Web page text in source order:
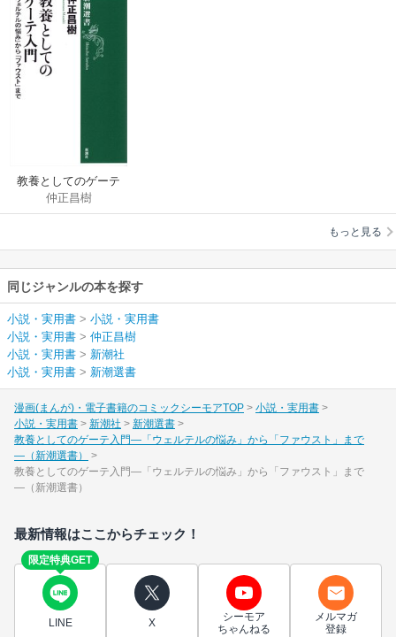
教養としてのゲーテ
入門―「ウェルテル
の悩み」から「ファ
潮選書）
仲正昌樹
もっと見る
同じジャンルの本を探す
小説・実用書 > 小説・実用書
小説・実用書 > 仲正昌樹
小説・実用書 > 新潮社
小説・実用書 > 新潮選書
漫画(まんが)・電子書籍のコミックシーモアTOP
小説・実用書
小説・実用書
新潮社
新潮選書
教養としてのゲーテ入門―「ウェルテルの悩み」から「ファウスト」まで
―（新潮選書）
教養としてのゲーテ入門―「ウェルテルの悩み」から「ファウスト」まで
―（新潮選書）
最新情報はここからチェック！
限定特典GET
LINE X
シーモア
ちゃんねる
メルマガ
登録